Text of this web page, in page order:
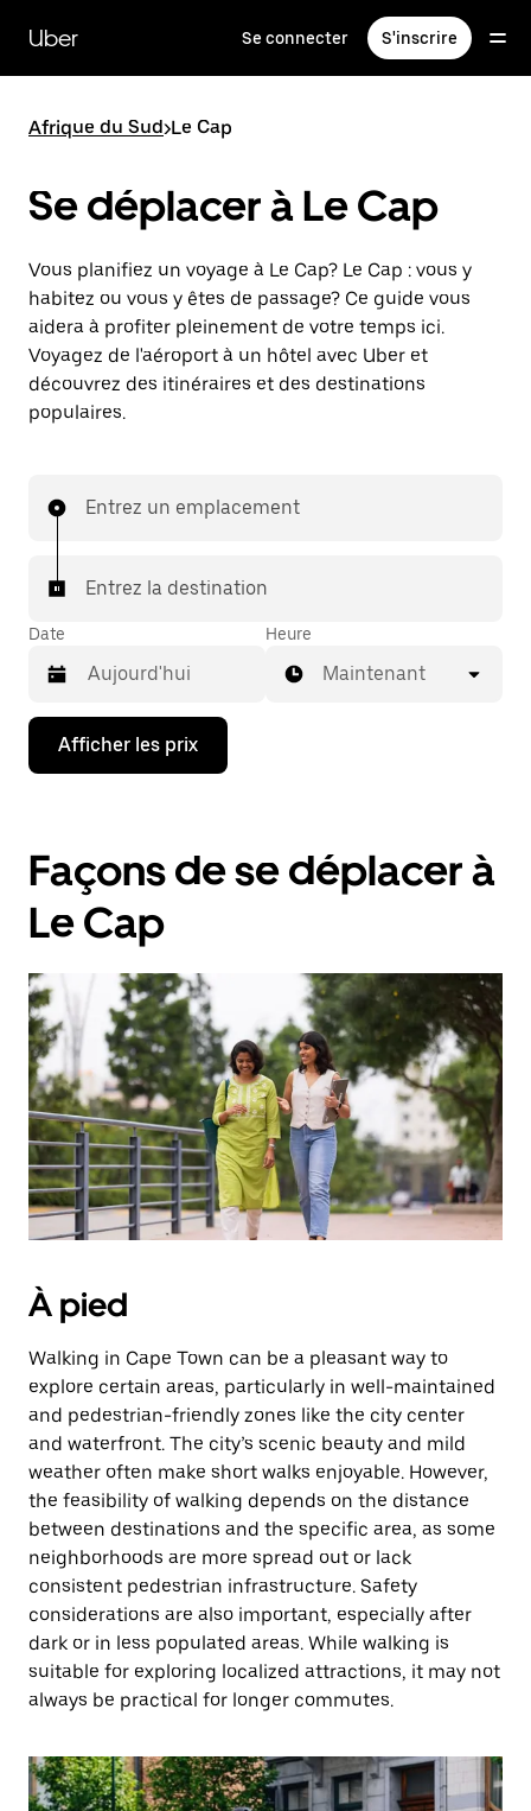
contenu
principal
Uber Se connecter S'inscrire
Afrique du Sud>Le Cap
Se déplacer à Le Cap
Vous planifiez un voyage à Le Cap? Le Cap : vous y
habitez ou vous y êtes de passage? Ce guide vous
aidera à profiter pleinement de votre temps ici.
Voyagez de l'aéroport à un hôtel avec Uber et
découvrez des itinéraires et des destinations
populaires.
Entrez un emplacement
Entrez la destination
Date
Appuyez
la
bas
pour
interagir
avec
et
sélectionner
une
date.
Appuyez
sur
la
touche
d'échappement
pour
fermer
le
calendrier.
Heure
Maintenant
Afficher les prix
Façons de se déplacer à
Le Cap
À pied
Walking in Cape Town can be a pleasant way to
explore certain areas, particularly in well-maintained
and pedestrian-friendly zones like the city center
and waterfront. The city’s scenic beauty and mild
weather often make short walks enjoyable. However,
the feasibility of walking depends on the distance
between destinations and the specific area, as some
neighborhoods are more spread out or lack
consistent pedestrian infrastructure. Safety
considerations are also important, especially after
dark or in less populated areas. While walking is
suitable for exploring localized attractions, it may not
always be practical for longer commutes.